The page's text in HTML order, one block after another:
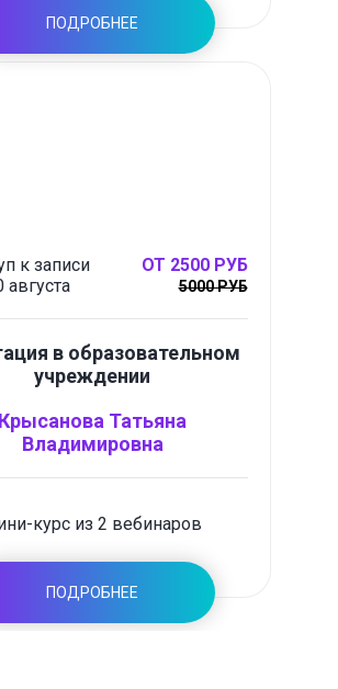
ПОДРОБНЕЕ
к записи
августа
ОТ 2500 РУБ
5000 РУБ
в образовательном
учреждении
Крысанова Татьяна
Владимировна
курс из 2 вебинаров
ПОДРОБНЕЕ